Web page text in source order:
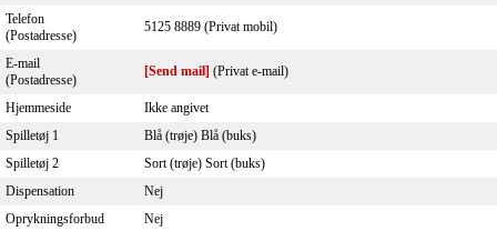
Telefon
(Postadresse)
5125 8889 (Privat mobil)
E-mail
(Postadresse)
[Send mail] (Privat e-mail)
Hjemmeside
Ikke angivet
Spilletøj 1
Blå (trøje) Blå (buks)
Spilletøj 2
Sort (trøje) Sort (buks)
Dispensation
Nej
Oprykningsforbud
Nej